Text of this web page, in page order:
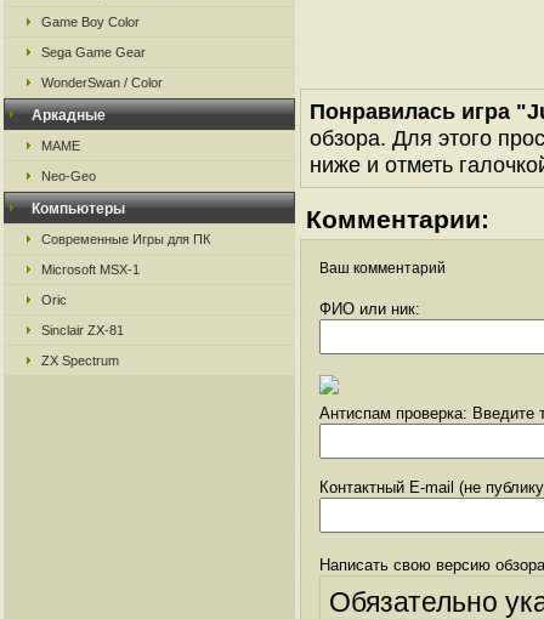
Game Boy Color
Sega Game Gear
WonderSwan / Color
Аркадные
MAME
Neo-Geo
Компьютеры
Современные Игры для ПК
Microsoft MSX-1
Oric
Sinclair ZX-81
ZX Spectrum
Понравилась игра
обзора. Для этого
ниже и отметь
Комментарии:
Ваш комментарий
ФИО или ник:
Антиспам проверка: Введите
Контактный E-mail (не
Написать свою версию
Обязательно